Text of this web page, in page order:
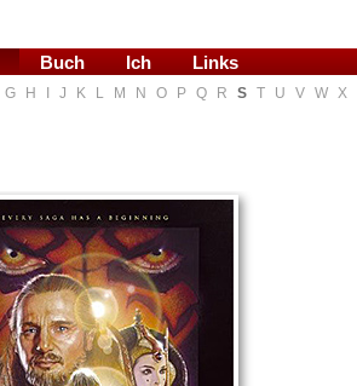
Buch Ich Links
G H J K L M N O P Q R S T U V W X